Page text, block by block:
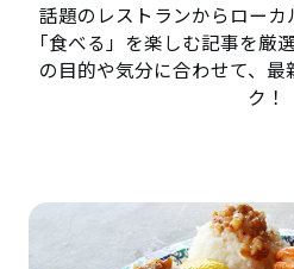
話題のレストランからロー
「食べる」を楽しむ記事を厳
の目的や気分に合わせて、
ク！